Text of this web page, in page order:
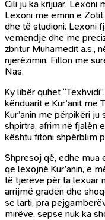
Cili ju ka krijuar. Lexoni
Lexoni me emrin e
dhe të studioni. Lexoni
vemendje dhe me
zbritur Muhamedit a.s.,
njerëzimin. Fillon me
Nas.
Ky libër quhet
kënduarit e Kur’anit
Kur’anin me përpikëri
shpirtra, afrim në fjalën
kështu fitoni shpërblim
Shpresoj që, edhe mua
qe lexojnë Kur’anin, e
të tjerëve për ta lexuar
arrijmë gradën dhe
se larti, pra
mirëve, sepse nuk ka